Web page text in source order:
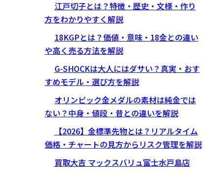
江戸切子とは？特徴・歴史・文様・作り
方をわかりやすく解説
18KGPとは？価値・意味・18金との違い
や高く売る方法を解説
G-SHOCKは大人にはダサい？真実・おす
すめモデル・選び方を解説
オリンピック金メダルの素材は純金では
ない？中身・値段・昔との違いを解説
【2026】金標準先物とは？リアルタイム
価格・チャートの見方からリスク管理を解説
買取大吉 マックスバリュ富士水戸島店